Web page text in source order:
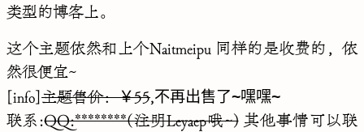
类型的博客上。
这个主题依然和上个Naitmeipu同样的是收费的，依
然很便宜~
[info]主题售价：￥55,不再出售了~嘿嘿~
联系:QQ:********(注明Leyaep哦~)其他事情可以联